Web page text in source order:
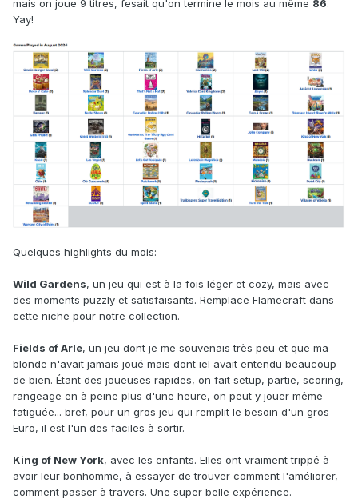
mais on joue 9 titres, fesait qu'on termine le mois au même 86.
Yay!
Quelques highlights du mois:
Wild Gardens, un jeu qui est à la fois léger et cozy, mais avec
des moments puzzly et satisfaisants. Remplace Flamecraft dans
cette niche pour notre collection.
Fields of Arle, un jeu dont je me souvenais très peu et que ma
blonde n'avait jamais joué mais dont iel avait entendu beaucoup
de bien. Étant des joueuses rapides, on fait setup, partie, scoring,
rangeage en à peine plus d'une heure, on peut y jouer même
fatiguée... bref, pour un gros jeu qui remplit le besoin d'un gros
Euro, il est l'un des faciles à sortir.
King of New York, avec les enfants. Elles ont vraiment trippé à
avoir leur bonhomme, à essayer de trouver comment l'améliorer,
comment passer à travers. Une super belle expérience.